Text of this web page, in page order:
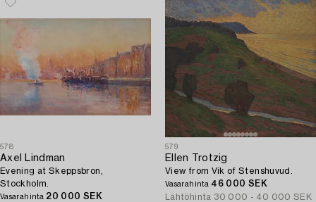
578
Axel Lindman
Evening at Skeppsbron,
Stockholm.
Vasarahinta 20 000 SEK
579
Ellen Trotzig
View from Vik of Stenshuvud.
Vasarahinta 46 000 SEK
Lähtöhinta 30 000 - 40 000 SEK